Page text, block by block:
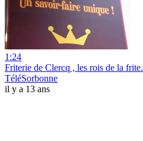
1:24
Friterie de Clercq , les rois de la frite.
TéléSorbonne
il y a 13 ans